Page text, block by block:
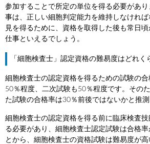
参加することで所定の単位を得る必要があ
事は、正しい細胞判定能力を維持しなけれ
見を得るために、資格を取得した後も常日
仕事といえるでしょう。
「細胞検査士」認定資格の難易度はどれく
細胞検査士の認定資格を得るための試験の
50％程度、二次試験も50％程度です。その
た試験の合格率は30％前後ではないかと推測
細胞検査士の認定資格を得る前に臨床検査
る必要があり、細胞検査士認定試験は合格
とから、細胞検査士の資格試験は難易度が